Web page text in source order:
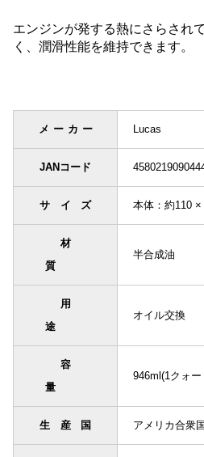
エンジンが発する熱にさらされ
く、潤滑性能を維持できます。
メーカー Lucas
JANコード
サイズ 本体：約110
材
質
半合成油
用
途
オイル交換
容
量
946ml(1クォー
生産国 アメリカ合衆国